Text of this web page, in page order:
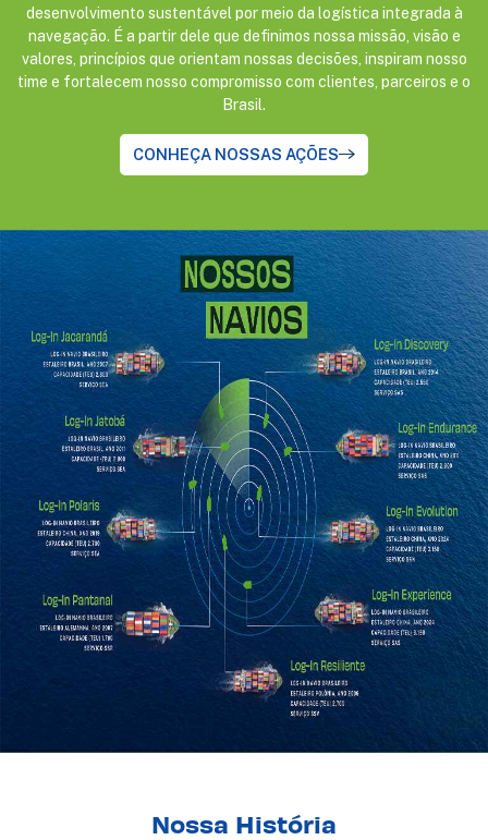
desenvolvimento sustentável por meio da logística integrada à
navegação. É a partir dele que definimos nossa missão, visão e
valores, princípios que orientam nossas decisões, inspiram nosso
time e fortalecem nosso compromisso com clientes, parceiros e o
Brasil.
CONHEÇA NOSSAS AÇÕES
Nossa História